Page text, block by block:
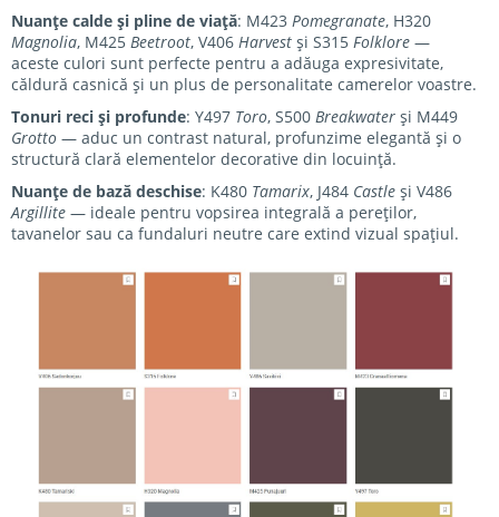
Nuanțe calde și pline de viață: M423 Pomegranate, H320
Magnolia, M425 Beetroot, V406 Harvest și S315 Folklore —
aceste culori sunt perfecte pentru a adăuga expresivitate,
căldură casnică și un plus de personalitate camerelor voastre.
Tonuri reci și profunde: Y497 Toro, S500 Breakwater și M449
Grotto — aduc un contrast natural, profunzime elegantă și o
structură clară elementelor decorative din locuință.
Nuanțe de bază deschise: K480 Tamarix, J484 Castle și V486
Argillite — ideale pentru vopsirea integrală a pereților,
tavanelor sau ca fundaluri neutre care extind vizual spațiul.